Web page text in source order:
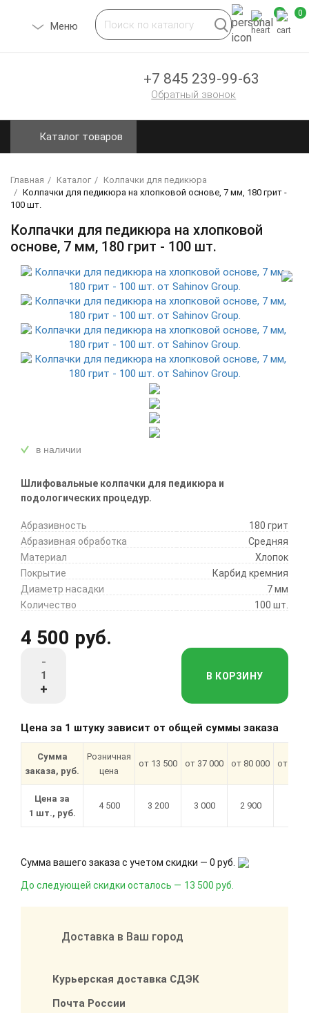
Toggle
Меню
0 0
+7 845 239-99-63
Обратный звонок
Каталог товаров
Главная Каталог
Колпачки для педикюра
Колпачки для педикюра на хлопковой основе, 7 мм, 180 грит -
100 шт.
Колпачки для педикюра на хлопковой
основе, 7 мм, 180 грит - 100 шт.
в наличии
Шлифовальные колпачки для педикюра и
подологических процедур.
Абразивность
180 грит
Абразивная обработка
Средняя
Материал
Хлопок
Покрытие
Карбид кремния
Диаметр насадки
7 мм
Количество
100 шт.
4 500 руб.
-
+
В КОРЗИНУ
Цена за 1 штуку зависит от общей суммы заказа
Сумма
заказа, руб.
Розничная
цена
от 13 500 от 37 000 от 80 000 от 180
Цена за
1 шт., руб.
4 500 3 200 3 000 2 900
Сумма вашего заказа с учетом скидки — 0 руб.
До следующей скидки осталось — 13 500 руб.
Доставка в Ваш город
Курьерская доставка СДЭК
Почта России